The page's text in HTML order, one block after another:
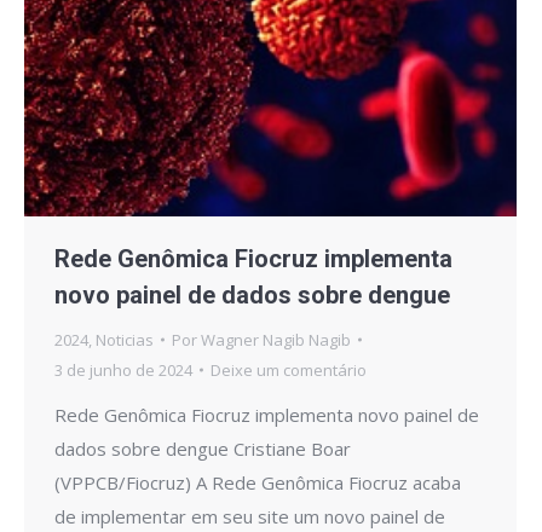
Rede Genômica Fiocruz implementa
novo painel de dados sobre dengue
2024, Noticias PorWagner Nagib Nagib
3 de junho de 2024
Deixe um comentário
Rede Genômica Fiocruz implementa novo painel de
dados sobre dengue Cristiane Boar
(VPPCB/Fiocruz) A Rede Genômica Fiocruz acaba
de implementar em seu site um novo painel de